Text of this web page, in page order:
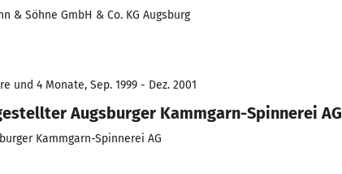
& Söhne GmbH & Co. KG Augsburg
und 4 Monate, Sep. 1999 - Dez. 2001
Augsburger Kammgarn-Spinnerei AG
Kammgarn-Spinnerei AG